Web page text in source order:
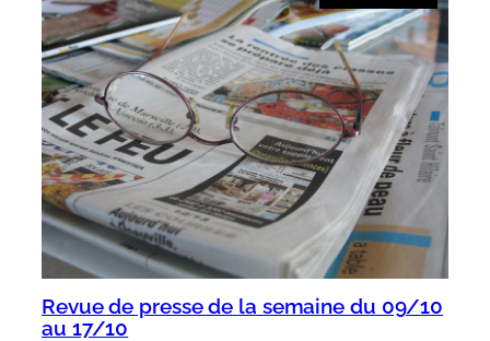
Revue de presse de la semaine du 09/10
au 17/10